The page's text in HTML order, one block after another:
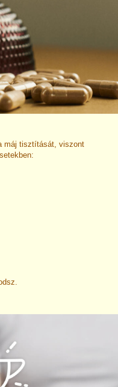
máj tisztítását, viszont